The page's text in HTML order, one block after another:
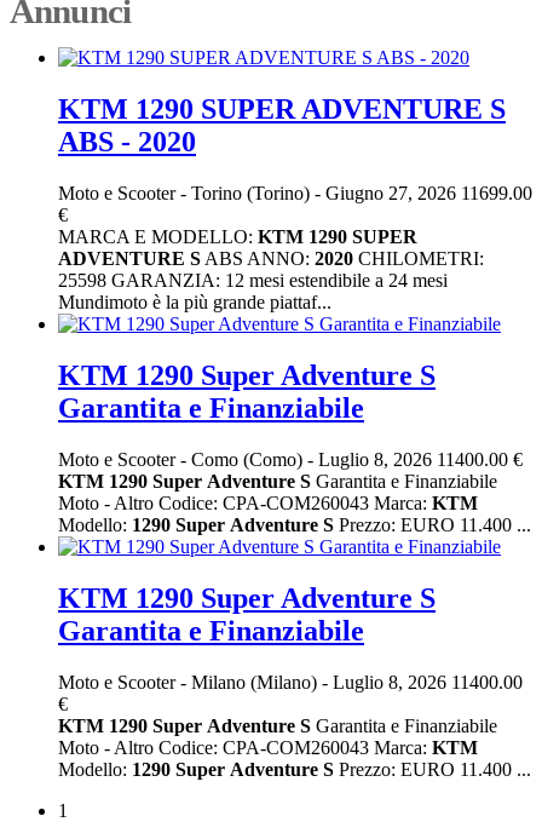
Annunci
KTM 1290 SUPER ADVENTURE S
ABS - 2020
Moto e Scooter- Torino (Torino) - Giugno 27, 2026 11699.00
€
MARCA E MODELLO: KTM 1290 SUPER
ADVENTURE S ABS ANNO: 2020 CHILOMETRI:
25598 GARANZIA: 12 mesi estendibile a 24 mesi
Mundimoto è la più grande piattaf...
KTM 1290 Super Adventure S
Garantita e Finanziabile
Moto e Scooter- Como (Como) - Luglio 8, 2026 11400.00 €
KTM 1290 Super Adventure S Garantita e Finanziabile
Moto - Altro Codice: CPA-COM260043 Marca: KTM
Modello: 1290 Super Adventure S Prezzo: EURO 11.400 ...
KTM 1290 Super Adventure S
Garantita e Finanziabile
Moto e Scooter- Milano (Milano) - Luglio 8, 2026 11400.00
€
KTM 1290 Super Adventure S Garantita e Finanziabile
Moto - Altro Codice: CPA-COM260043 Marca: KTM
Modello: 1290 Super Adventure S Prezzo: EURO 11.400 ...
1